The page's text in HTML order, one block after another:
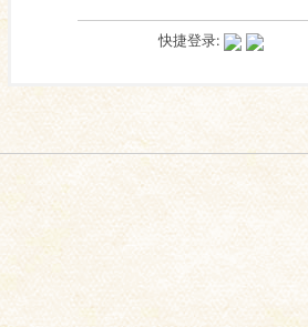
快捷登录: